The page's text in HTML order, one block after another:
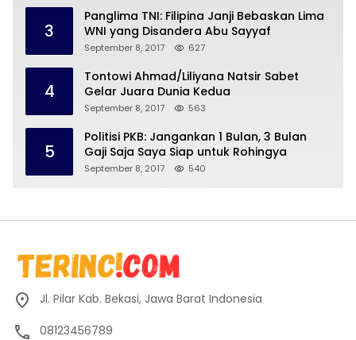
3
Panglima TNI: Filipina Janji Bebaskan Lima
WNI yang Disandera Abu Sayyaf
September 8, 2017 627
4
Tontowi Ahmad/Liliyana Natsir Sabet
Gelar Juara Dunia Kedua
September 8, 2017 563
5
Politisi PKB: Jangankan 1 Bulan, 3 Bulan
Gaji Saja Saya Siap untuk Rohingya
September 8, 2017 540
Jl. Pilar Kab. Bekasi, Jawa Barat Indonesia
08123456789